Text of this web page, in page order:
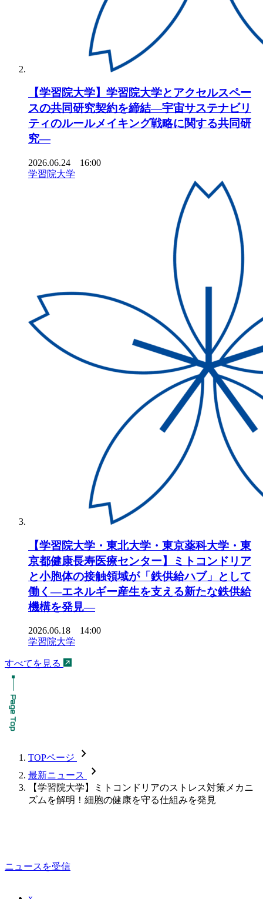
【学習院大学】学習院大学とアクセルスペー
スの共同研究契約を締結―宇宙サステナビリ
ティのルールメイキング戦略に関する共同研
究―
2026.06.24 16:00
学習院大学
【学習院大学・東北大学・東京薬科大学・東
京都健康長寿医療センター】ミトコンドリア
と小胞体の接触領域が「鉄供給ハブ」として
働く―エネルギー産生を支える新たな鉄供給
機構を発見―
2026.06.18 14:00
学習院大学
すべてを見る
TOPページ chevron_forward
最新ニュース chevron_forward
【学習院大学】ミトコンドリアのストレス対策メカニ
ズムを解明！細胞の健康を守る仕組みを発見
ニュースを受信